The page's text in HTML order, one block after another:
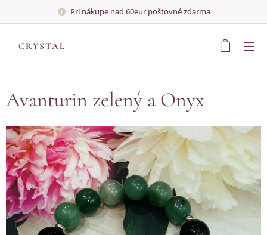
Pri nákupe nad 60eur poštovné zdarma
CRYSTAL
Avanturin zelený a Onyx